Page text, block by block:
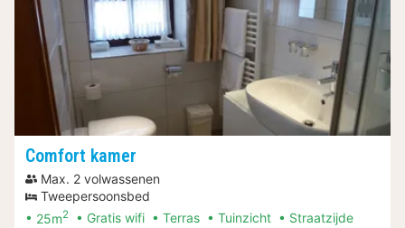
Comfort kamer
Max. 2 volwassenen
Tweepersoonsbed
25m2 Gratis wifi Terras Tuinzicht Straatzijde